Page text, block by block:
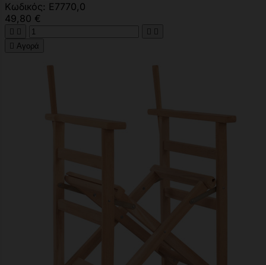
Κωδικός: Ε7770,0
49,80 €
   
 Αγορά